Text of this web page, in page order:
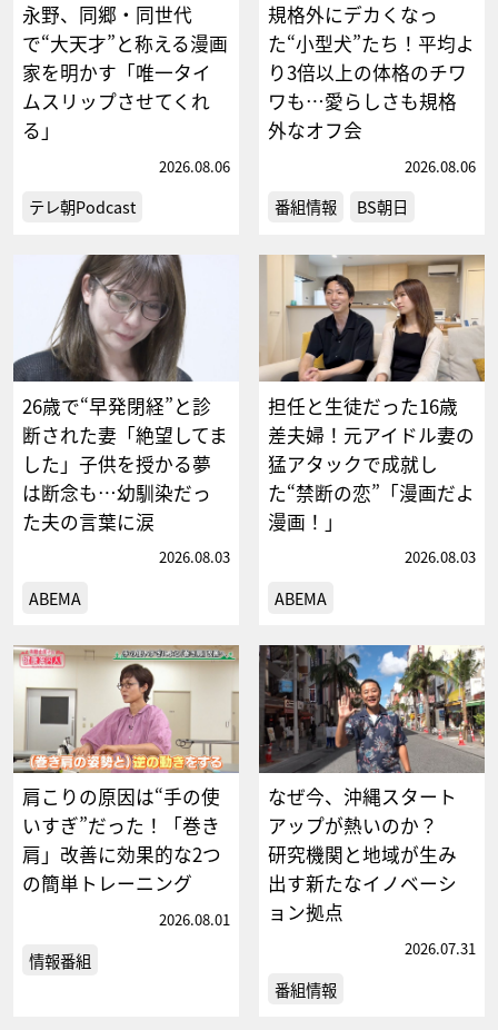
永野、同郷・同世代
で“大天才”と称える漫画
家を明かす「唯一タイ
ムスリップさせてくれ
る」
2026.08.06
テレ朝Podcast
規格外にデカくなっ
た“小型犬”たち！平均よ
り3倍以上の体格のチワ
ワも…愛らしさも規格
外なオフ会
2026.08.06
番組情報 BS朝日
26歳で“早発閉経”と診
断された妻「絶望してま
した」子供を授かる夢
は断念も…幼馴染だっ
た夫の言葉に涙
2026.08.03
ABEMA
担任と生徒だった16歳
差夫婦！元アイドル妻の
猛アタックで成就し
た“禁断の恋”「漫画だよ
漫画！」
2026.08.03
ABEMA
肩こりの原因は“手の使
いすぎ”だった！「巻き
肩」改善に効果的な2つ
の簡単トレーニング
2026.08.01
情報番組
なぜ今、沖縄スタート
アップが熱いのか？
研究機関と地域が生み
出す新たなイノベーシ
ョン拠点
2026.07.31
番組情報